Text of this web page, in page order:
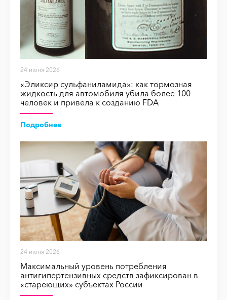
24 июня 2026
«Эликсир сульфаниламида»: как тормозная
жидкость для автомобиля убила более 100
человек и привела к созданию FDA
Подробнее
24 июня 2026
Максимальный уровень потребления
антигипертензивных средств зафиксирован в
«стареющих» субъектах России